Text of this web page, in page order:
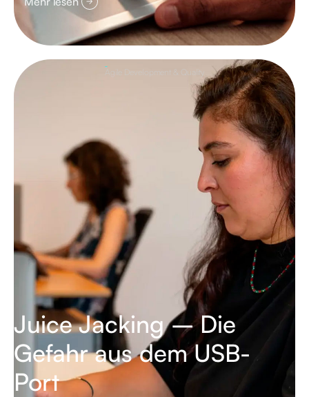
Agile Development & Quality
Juice Jacking – Die
Gefahr aus dem USB-
Port